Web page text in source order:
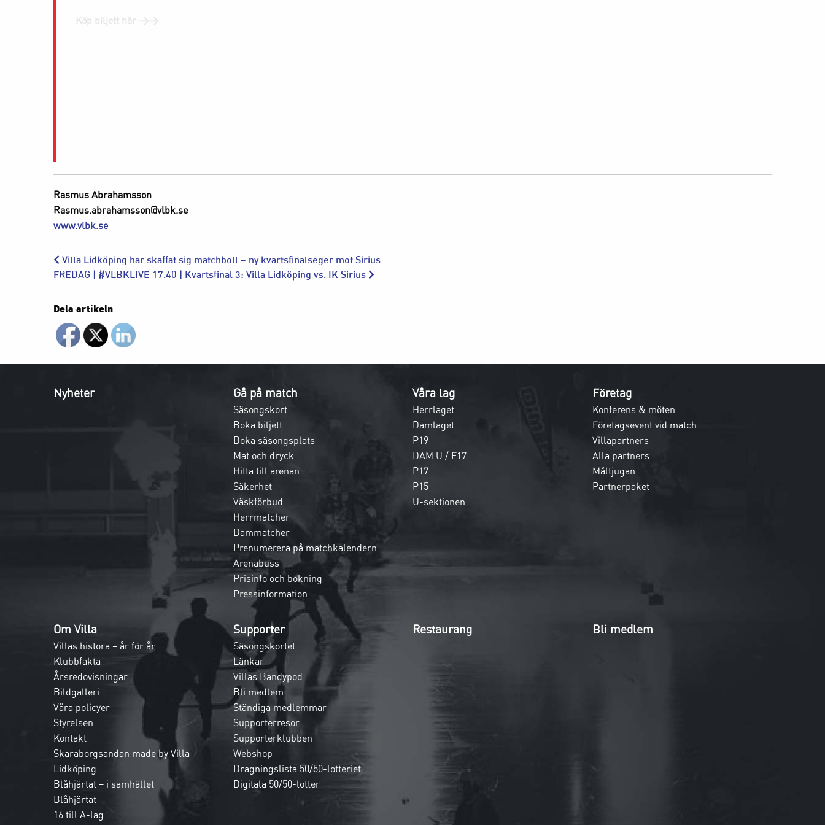
Köp biljett här >>
Rasmus Abrahamsson
Rasmus.abrahamsson@vlbk.se
www.vlbk.se
Villa Lidköping har skaffat sig matchboll – ny kvartsfinalseger mot Sirius
FREDAG | #VLBKLIVE 17.40 | Kvartsfinal 3: Villa Lidköping vs. IK Sirius
Dela artikeln
Nyheter Gå på match
Säsongskort
Boka biljett
Boka säsongsplats
Mat och dryck
Hitta till arenan
Säkerhet
Väskförbud
Herrmatcher
Dammatcher
Prenumerera på matchkalendern
Arenabuss
Prisinfo och bokning
Pressinformation
Våra lag
Herrlaget
Damlaget
P19
DAM U / F17
P17
P15
U-sektionen
Företag
Konferens & möten
Företagsevent vid match
Villapartners
Alla partners
Måltjugan
Partnerpaket
Om Villa
Villas histora – år för år
Klubbfakta
Årsredovisningar
Bildgalleri
Våra policyer
Styrelsen
Kontakt
Skaraborgsandan made by Villa
Lidköping
Blåhjärtat – i samhället
Blåhjärtat
16 till A-lag
Supporter
Säsongskortet
Länkar
Villas Bandypod
Bli medlem
Ständiga medlemmar
Supporterresor
Supporterklubben
Webshop
Dragningslista 50/50-lotteriet
Digitala 50/50-lotter
Restaurang Bli medlem